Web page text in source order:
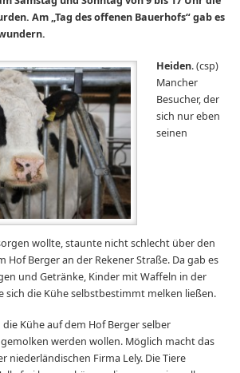
Am „Tag des offenen Bauerhofs“ gab es
Heiden. (csp)
Mancher
Besucher, der
sich nur eben
seinen
wollte, staunte nicht schlecht über den
Hof Berger an der Rekener Straße. Da gab es
und Getränke, Kinder mit Waffeln in der
sich die Kühe selbstbestimmt melken ließen.
die Kühe auf dem Hof Berger selber
werden wollen. Möglich macht das
niederländischen Firma Lely. Die Tiere